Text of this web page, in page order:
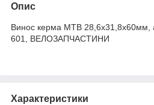
Опис
Винос керма MTB 28,6x31,8х60мм,
601, ВЕЛОЗАПЧАСТИНИ
Характеристики